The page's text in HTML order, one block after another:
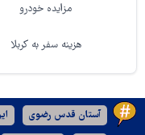
مزایده خودرو
هزینه سفر به کربلا
آستان قدس رضوی